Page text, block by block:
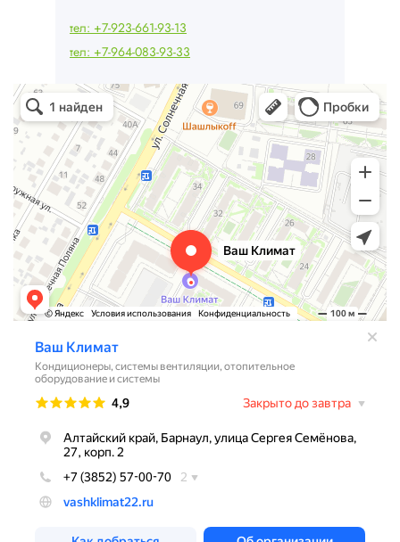
тел: +7-923-661-93-13
тел: +7-964-083-93-33
Ваш Климат
Кондиционеры в Барнауле
Системы вентиляции в Барнауле